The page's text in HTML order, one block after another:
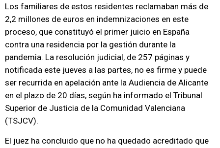
Los familiares de estos residentes reclamaban más de
2,2 millones de euros en indemnizaciones en este
proceso, que constituyó el primer juicio en España
contra una residencia por la gestión durante la
pandemia. La resolución judicial, de 257 páginas y
notificada este jueves a las partes, no es firme y puede
ser recurrida en apelación ante la Audiencia de Alicante
en el plazo de 20 días, según ha informado el Tribunal
Superior de Justicia de la Comunidad Valenciana
(TSJCV).
El juez ha concluido que no ha quedado acreditado que